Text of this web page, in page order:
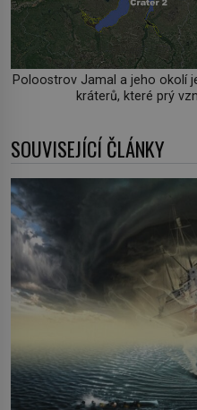
Poloostrov Jamal a jeho okolí
kráterů, které prý
SOUVISEJÍCÍ ČLÁNKY